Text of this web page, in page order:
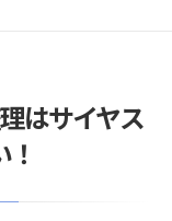
て方を徹底解説！
はサイヤス